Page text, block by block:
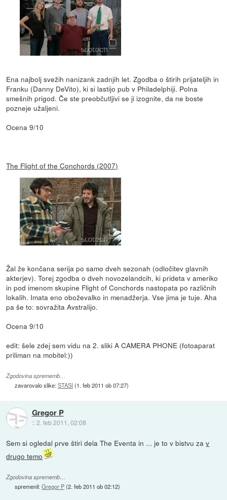
Ena najbolj svežih nanizank zadnjih let. Zgodba o štirih prijateljih in
Franku (Danny DeVito), ki si lastijo pub v Philadelphiji. Polna
smešnih prigod. Če ste preobčutljivi se ji izognite, da ne boste
pozneje užaljeni.
Ocena 9/10
The Flight of the Conchords (2007)
Žal že končana serija po samo dveh sezonah (odločitev glavnih
akterjev). Torej zgodba o dveh novozelandcih, ki prideta v ameriko
in pod imenom skupine Flight of Conchords nastopata po različnih
lokalih. Imata eno oboževalko in menadžerja. Vse jima je tuje. Aha
pa še to: sovražita Avstralijo.
Ocena 9/10
edit: šele zdej sem vidu na 2. sliki A CAMERA PHONE (fotoaparat
priliman na mobitel:))
Zgodovina sprememb…
zavarovalo slike:STASI (1. feb 2011 ob 07:27)
Gregor P
::2. feb 2011, 02:08
Sem si ogledal prve štiri dela The Eventa in ... je to v bistvu zav
drugo temo
Zgodovina sprememb…
spremenil:Gregor P(2. feb 2011 ob 02:12)